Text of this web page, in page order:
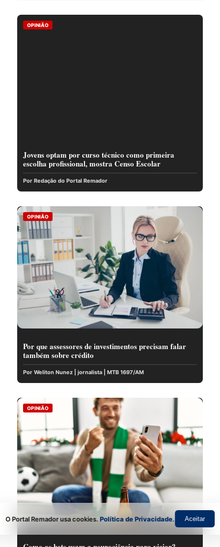
OPINIÃO
Jovens optam por curso técnico como primeira
escolha profissional, mostra Censo Escolar
Por Redação do Portal Remador
OPINIÃO
Por que assessores de investimentos precisam falar
também sobre crédito
Por Weliton Nunez | jornalista | MTB 1697/AM
OPINIÃO
O Portal Remador usa cookies.Política de Privacidade. Aceitar